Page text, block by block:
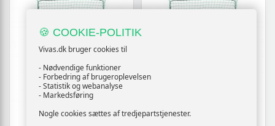
🍪 COOKIE-POLITIK
Vivas.dk bruger cookies til
- Nødvendige funktioner
- Forbedring af brugeroplevelsen
- Statistik og webanalyse
- Markedsføring
Nogle cookies sættes af tredjepartstjenester.